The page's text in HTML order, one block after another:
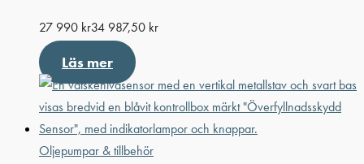
27 990 kr34 987,50 kr
Läs mer
Oljepumpar & tillbehör